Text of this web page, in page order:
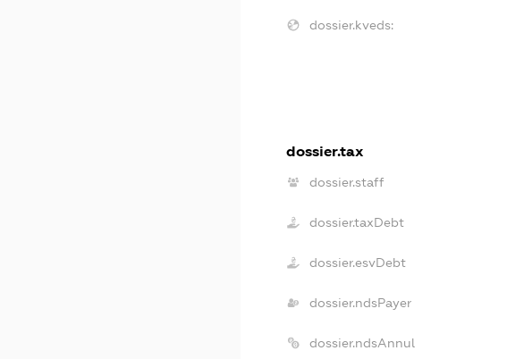
dossier.kveds:
dossier.tax
dossier.staff
dossier.taxDebt
dossier.esvDebt
dossier.ndsPayer
dossier.ndsAnnul